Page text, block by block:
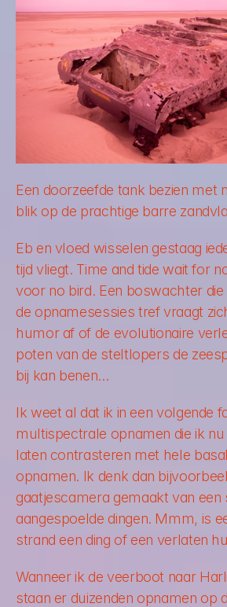
Een doorzeefde tank bezien met
blik op de prachtige barre
Eb en vloed wisselen gestaag
tijd vliegt. Time and tide wait for
voor no bird. Een boswachter die
de opnamesessies tref vraagt
humor af of de evolutionaire
poten van de steltlopers de
bij kan benen…
Ik weet al dat ik in een volgende
multispectrale opnamen die ik
laten contrasteren met hele
opnamen. Ik denk dan
gaatjescamera gemaakt van
aangespoelde dingen. Mmm, is
strand een ding of een verlaten
Wanneer ik de veerboot naar
staan er duizenden opnamen op